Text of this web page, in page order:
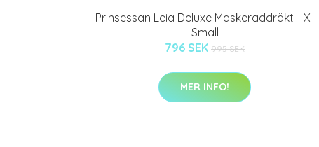
Prinsessan Leia Deluxe Maskeraddräkt - X-
Small
796 SEK 995 SEK
MER INFO!